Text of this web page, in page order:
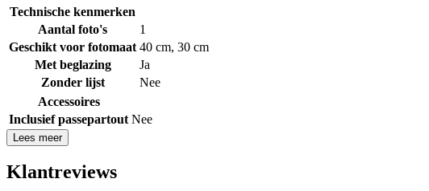
Technische kenmerken
Aantal foto's
1
Geschikt voor fotomaat 40 cm, 30 cm
Met beglazing
Ja
Zonder lijst
Nee
Accessoires
Inclusief passepartout Nee
Lees meer
Klantreviews